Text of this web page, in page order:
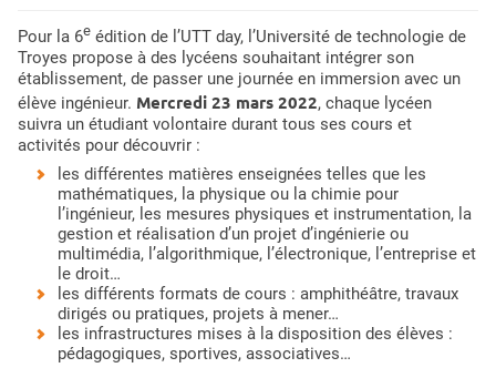
Pour la 6e édition de l’UTT day, l’Université de technologie de
Troyes propose à des lycéens souhaitant intégrer son
établissement, de passer une journée en immersion avec un
élève ingénieur. Mercredi 23 mars 2022, chaque lycéen
suivra un étudiant volontaire durant tous ses cours et
activités pour découvrir :
les différentes matières enseignées telles que les
mathématiques, la physique ou la chimie pour
l’ingénieur, les mesures physiques et instrumentation, la
gestion et réalisation d’un projet d’ingénierie ou
multimédia, l’algorithmique, l’électronique, l’entreprise et
le droit…
les différents formats de cours : amphithéâtre, travaux
dirigés ou pratiques, projets à mener…
les infrastructures mises à la disposition des élèves :
pédagogiques, sportives, associatives…